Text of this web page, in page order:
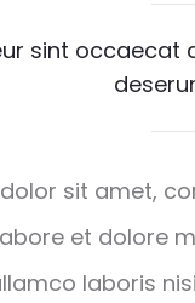
sint occaecat
sit amet,
et dolore
laboris